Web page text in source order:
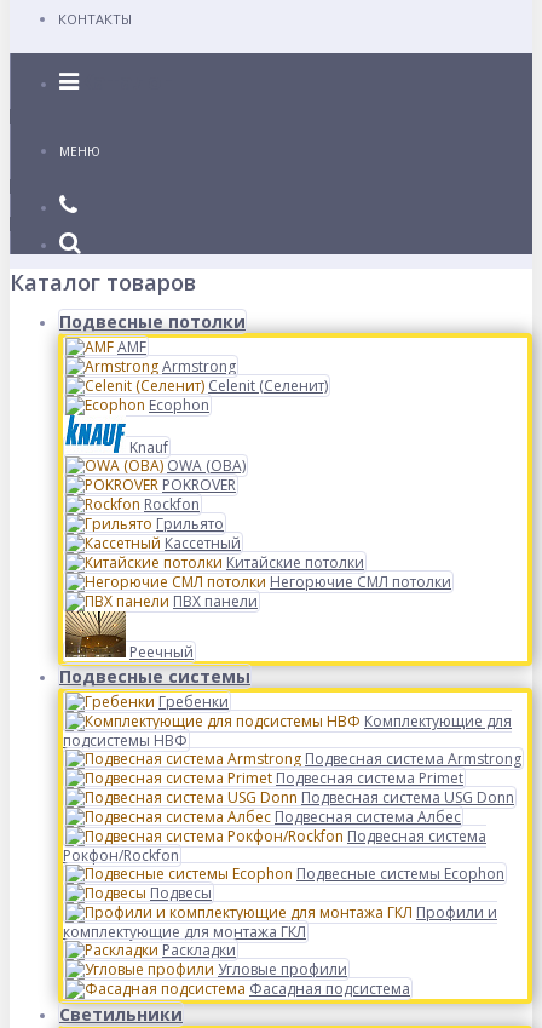
КОНТАКТЫ
Каталог
МЕНЮ
Каталог товаров
Подвесные потолки
AMF
Armstrong
Celenit (Селенит)
Ecophon
Knauf
OWA (ОВА)
POKROVER
Rockfon
Грильято
Кассетный
Китайские потолки
Негорючие СМЛ потолки
ПВХ панели
Реечный
Подвесные системы
Гребенки
Комплектующие для
подсистемы НВФ
Подвесная система Armstrong
Подвесная система Primet
Подвесная система USG Donn
Подвесная система Албес
Подвесная система
Рокфон/Rockfon
Подвесные системы Ecophon
Подвесы
Профили и
комплектующие для монтажа ГКЛ
Раскладки
Угловые профили
Фасадная подсистема
Светильники